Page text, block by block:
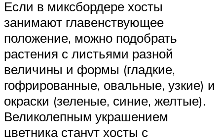
Если в миксбордере хосты
занимают главенствующее
положение, можно подобрать
растения с листьями разной
величины и формы (гладкие,
гофрированные, овальные, узкие) и
окраски (зеленые, синие, желтые).
Великолепным украшением
цветника станут хосты с